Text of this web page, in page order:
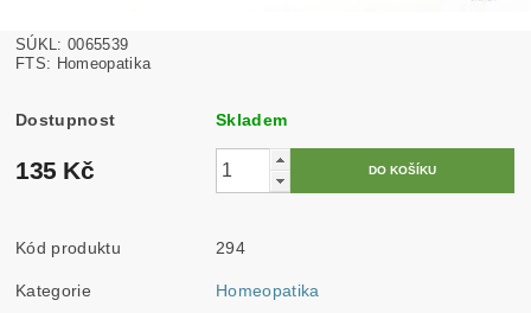
SÚKL: 0065539
FTS: Homeopatika
Dostupnost Skladem
135 Kč
Kód produktu 294
Kategorie Homeopatika